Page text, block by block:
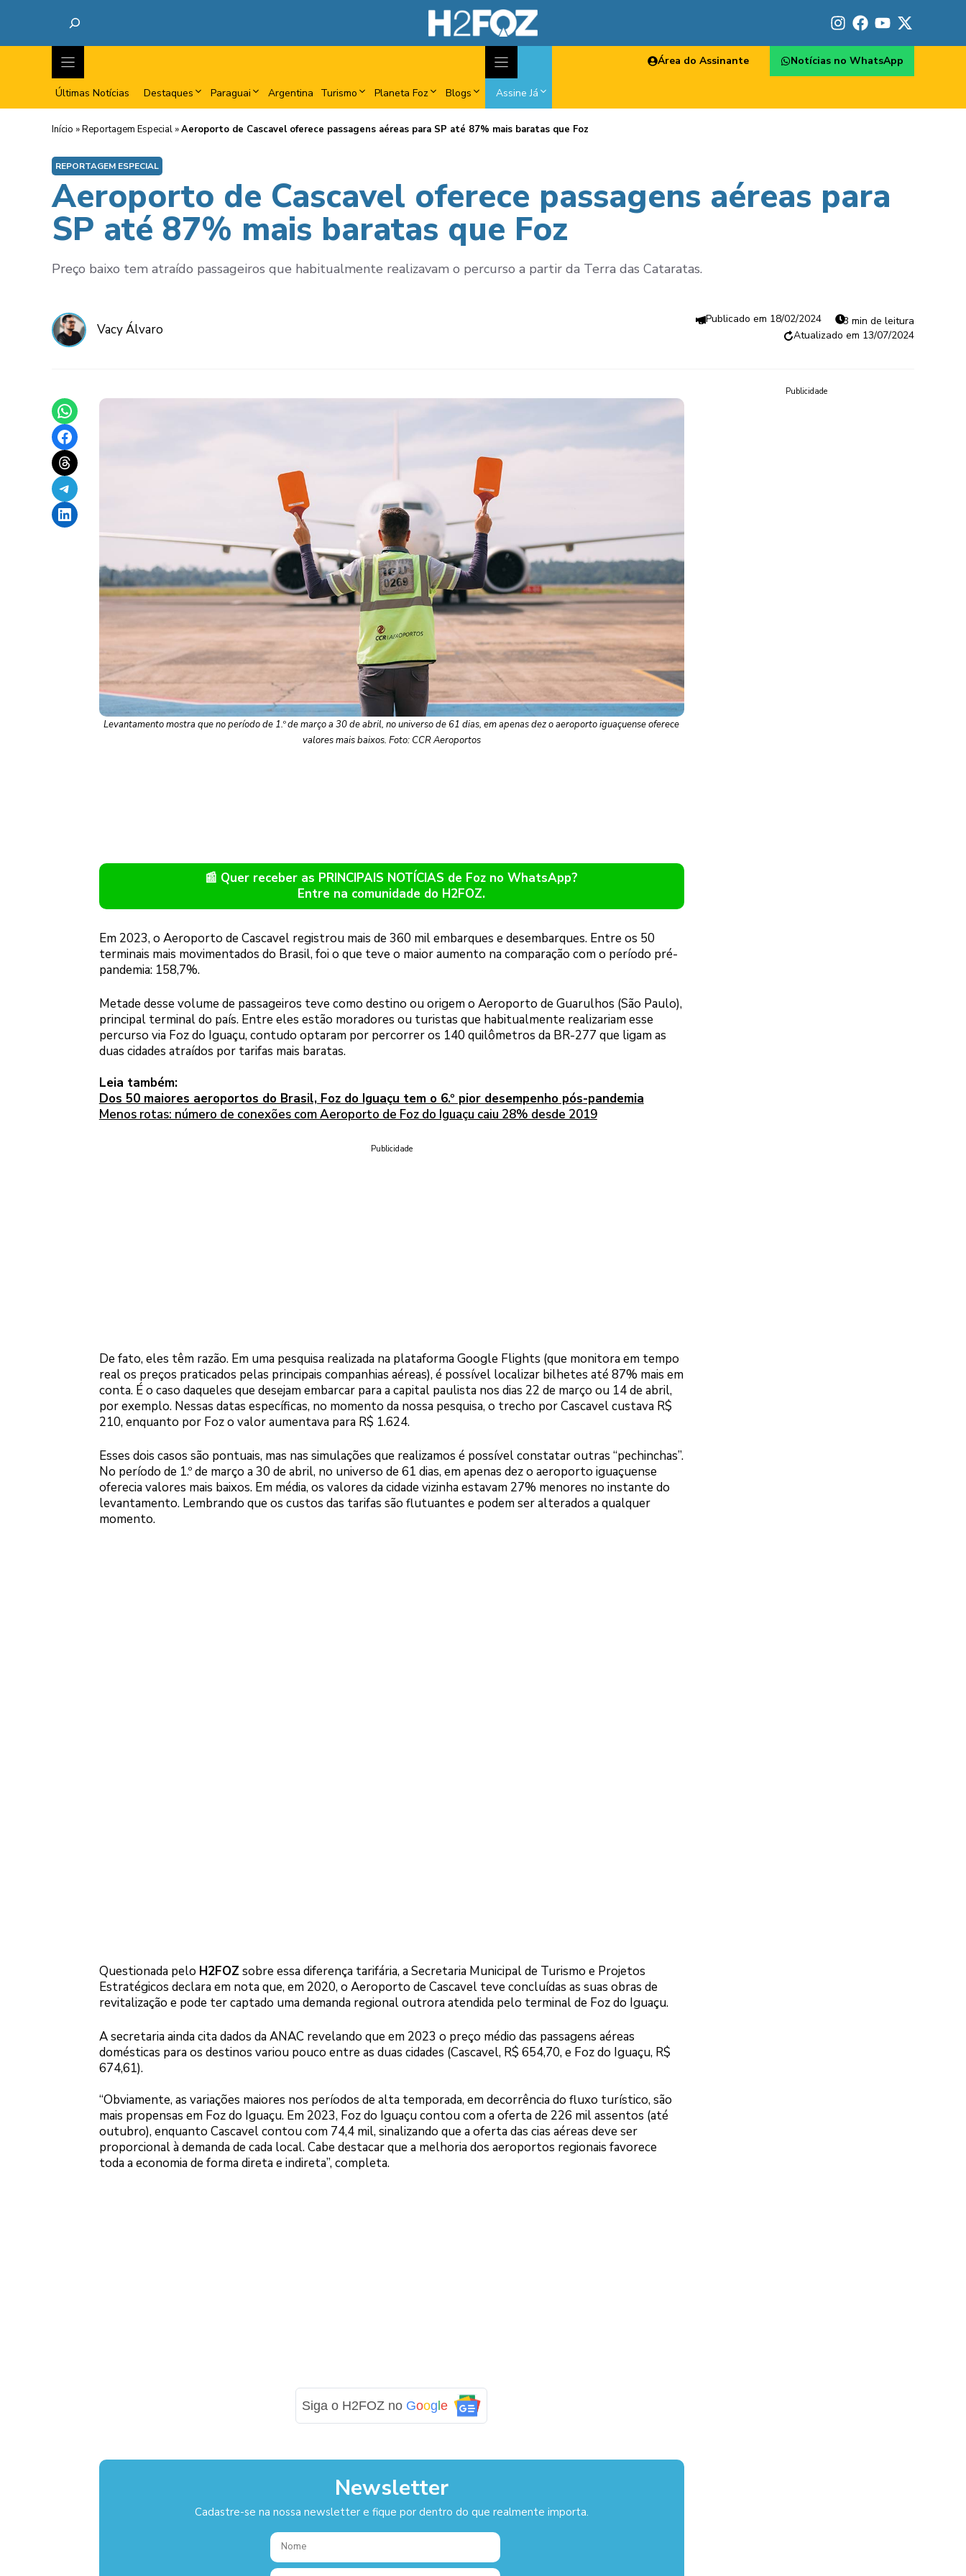
Últimas Notícias Destaques Paraguai Argentina Turismo Planeta Foz Blogs Assine Já
Área do Assinante Notícias no WhatsApp
Início »Reportagem Especial »Aeroporto de Cascavel oferece passagens aéreas para SP até 87% mais baratas que Foz
REPORTAGEM ESPECIAL
Aeroporto de Cascavel oferece passagens aéreas para
SP até 87% mais baratas que Foz
Preço baixo tem atraído passageiros que habitualmente realizavam o percurso a partir da Terra das Cataratas.
Vacy Álvaro
18/02/2024
3 min de leitura
13/07/2024
Share on WhatsApp
Share on Facebook
Share on Threads
Share on Telegram
Share on LinkedIn
Levantamento mostra que no período de 1.º de março a 30 de abril, no universo de 61 dias, em apenas dez o aeroporto iguaçuense oferece
valores mais baixos. Foto: CCR Aeroportos
📰 Quer receber as PRINCIPAIS NOTÍCIAS de Foz no WhatsApp?
Entre na comunidade do H2FOZ.
Em 2023, o Aeroporto de Cascavel registrou mais de 360 mil embarques e desembarques. Entre os 50
terminais mais movimentados do Brasil, foi o que teve o maior aumento na comparação com o período pré-
pandemia: 158,7%.
Metade desse volume de passageiros teve como destino ou origem o Aeroporto de Guarulhos (São Paulo),
principal terminal do país. Entre eles estão moradores ou turistas que habitualmente realizariam esse
percurso via Foz do Iguaçu, contudo optaram por percorrer os 140 quilômetros da BR-277 que ligam as
duas cidades atraídos por tarifas mais baratas.
Leia também:
Dos 50 maiores aeroportos do Brasil, Foz do Iguaçu tem o 6.º pior desempenho pós-pandemia
Menos rotas: número de conexões com Aeroporto de Foz do Iguaçu caiu 28% desde 2019
Publicidade
De fato, eles têm razão. Em uma pesquisa realizada na plataforma Google Flights (que monitora em tempo
real os preços praticados pelas principais companhias aéreas), é possível localizar bilhetes até 87% mais em
conta. É o caso daqueles que desejam embarcar para a capital paulista nos dias 22 de março ou 14 de abril,
por exemplo. Nessas datas específicas, no momento da nossa pesquisa, o trecho por Cascavel custava R$
210, enquanto por Foz o valor aumentava para R$ 1.624.
Esses dois casos são pontuais, mas nas simulações que realizamos é possível constatar outras “pechinchas”.
No período de 1.º de março a 30 de abril, no universo de 61 dias, em apenas dez o aeroporto iguaçuense
oferecia valores mais baixos. Em média, os valores da cidade vizinha estavam 27% menores no instante do
levantamento. Lembrando que os custos das tarifas são flutuantes e podem ser alterados a qualquer
momento.
Questionada pelo H2FOZ sobre essa diferença tarifária, a Secretaria Municipal de Turismo e Projetos
Estratégicos declara em nota que, em 2020, o Aeroporto de Cascavel teve concluídas as suas obras de
revitalização e pode ter captado uma demanda regional outrora atendida pelo terminal de Foz do Iguaçu.
A secretaria ainda cita dados da ANAC revelando que em 2023 o preço médio das passagens aéreas
domésticas para os destinos variou pouco entre as duas cidades (Cascavel, R$ 654,70, e Foz do Iguaçu, R$
674,61).
“Obviamente, as variações maiores nos períodos de alta temporada, em decorrência do fluxo turístico, são
mais propensas em Foz do Iguaçu. Em 2023, Foz do Iguaçu contou com a oferta de 226 mil assentos (até
outubro), enquanto Cascavel contou com 74,4 mil, sinalizando que a oferta das cias aéreas deve ser
proporcional à demanda de cada local. Cabe destacar que a melhoria dos aeroportos regionais favorece
toda a economia de forma direta e indireta”, completa.
Siga o H2FOZ no Goog le
Newsletter
Cadastre-se na nossa newsletter e fique por dentro do que realmente importa.
Publicidade